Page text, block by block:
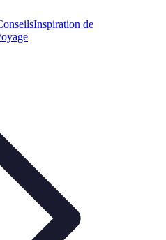
Inspiration de